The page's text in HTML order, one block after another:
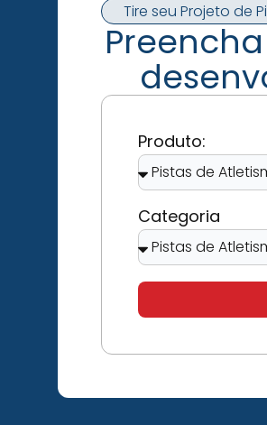
Tire seu Projeto de
Produto:
Categoria